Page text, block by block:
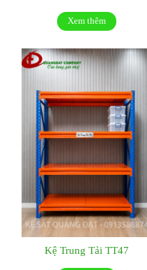
Xem thêm
Kệ Trung Tải TT47